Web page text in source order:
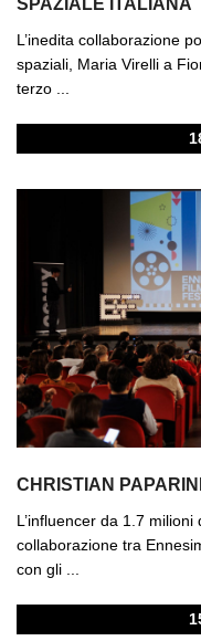
L’inedita collaborazione
spaziali, Maria Virelli a
terzo ...
CHRISTIAN
L’influencer da 1.7
collaborazione tra
con gli ...